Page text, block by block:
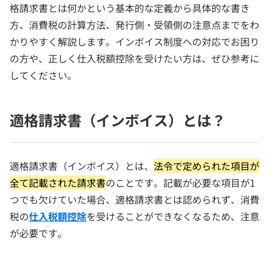
格請求書とは何かという基本的な定義から具体的な書き
方、消費税の計算方法、発行側・受領側の注意点までをわ
かりやすく解説します。インボイス制度への対応でお困り
の方や、正しく仕入税額控除を受けたい方は、ぜひ参考に
してください。
適格請求書（インボイス）とは？
適格請求書（インボイス）とは、 法令で定められた項目が
全て記載された請求書のことです。記載が必要な項目が1
つでも欠けていた場合、適格請求書とは認められず、消費
税の仕入税額控除を受けることができなくなるため、注意
が必要です。